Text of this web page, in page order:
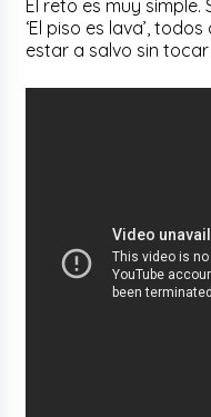
El reto es muy
‘El piso es lava’,
estar a salvo sin tocar